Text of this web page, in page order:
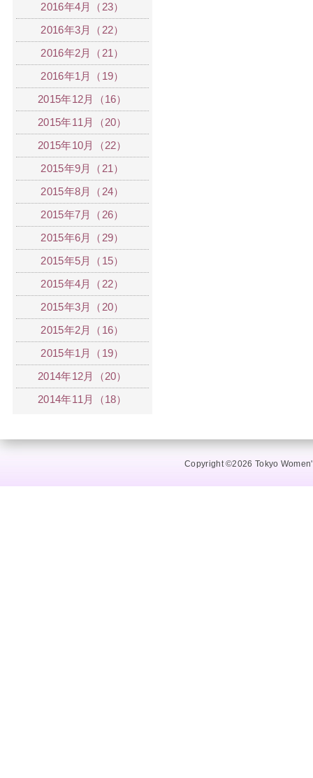
2016年4月（23）
2016年3月（22）
2016年2月（21）
2016年1月（19）
2015年12月（16）
2015年11月（20）
2015年10月（22）
2015年9月（21）
2015年8月（24）
2015年7月（26）
2015年6月（29）
2015年5月（15）
2015年4月（22）
2015年3月（20）
2015年2月（16）
2015年1月（19）
2014年12月（20）
2014年11月（18）
Copyright ©2026 Tokyo